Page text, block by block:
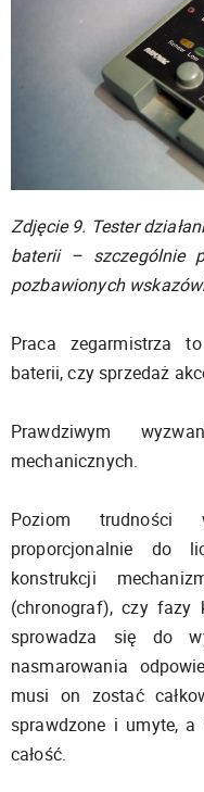
Zdjęcie 9. Tester
baterii – szczególnie
pozbawionych
Praca zegarmistrza
baterii, czy sprzedaż
Prawdziwym
mechanicznych.
Poziom
proporcjonalnie do
konstrukcji
(chronograf), czy fazy
sprowadza się do
nasmarowania
musi on zostać
sprawdzone i umyte,
całość.